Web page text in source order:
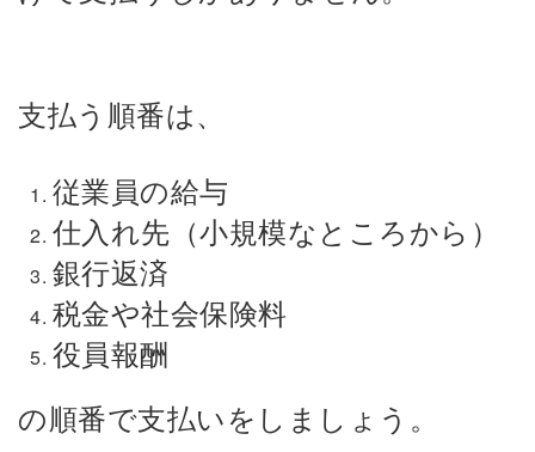
支払う順番は、
従業員の給与
仕入れ先（小規模なところから）
銀行返済
税金や社会保険料
役員報酬
の順番で支払いをしましょう。